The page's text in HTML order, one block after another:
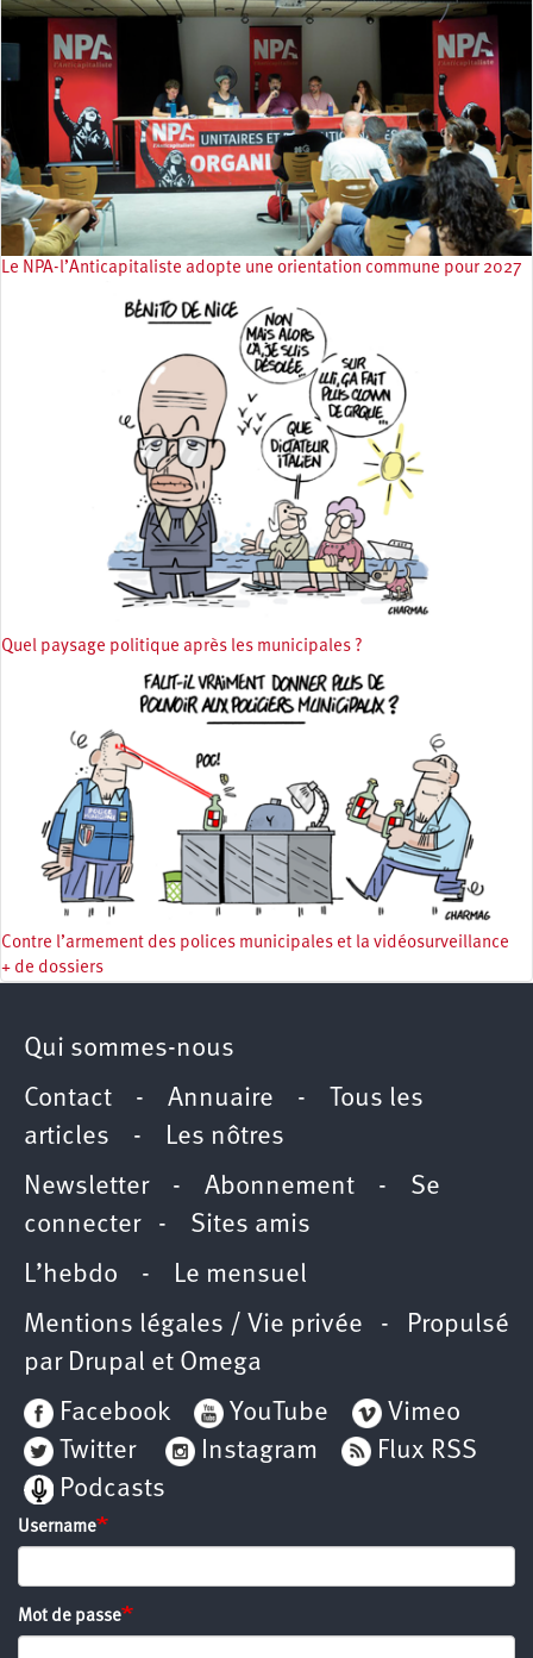
Le NPA-l’Anticapitaliste adopte une orientation commune pour 2027
Quel paysage politique après les municipales ?
Contre l’armement des polices municipales et la vidéosurveillance
+ de dossiers
Qui sommes-nous
Contact - Annuaire -
Tous les
articles - Les nôtres
Newsletter- Abonnement - Se
connecter- Sites amis
L’hebdo - Le mensuel
Mentions légales / Vie privée - Propulsé
par Drupal et Omega
Facebook
YouTube
Vimeo
Twitter
Instagram
Flux RSS
Podcasts
Username
Mot de passe